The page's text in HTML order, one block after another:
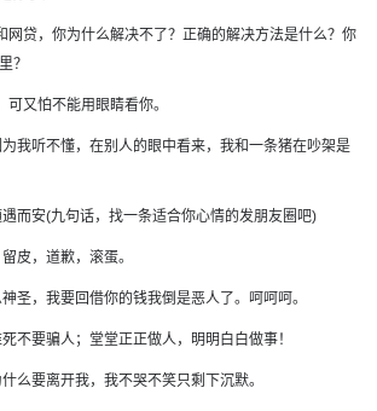
网贷，你为什么解决不了？正确的解决方法是什么？你
？
又怕不能用眼睛看你。
我听不懂，在别人的眼中看来，我和一条猪在吵架是
而安(九句话，找一条适合你心情的发朋友圈吧)
皮，道歉，滚蛋。
圣，我要回借你的钱我倒是恶人了。呵呵呵。
不要骗人；堂堂正正做人，明明白白做事！
么要离开我，我不哭不笑只剩下沉默。